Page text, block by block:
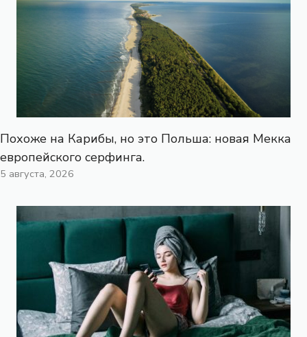
Похоже на Карибы, но это Польша: новая Мекка
европейского серфинга.
5 августа, 2026